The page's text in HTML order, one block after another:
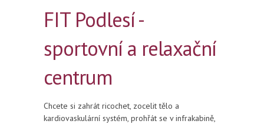
FIT Podlesí -
sportovní a relaxační
centrum
Chcete si zahrát ricochet, zocelit tělo a
kardiovaskulární systém, prohřát se v infrakabině,